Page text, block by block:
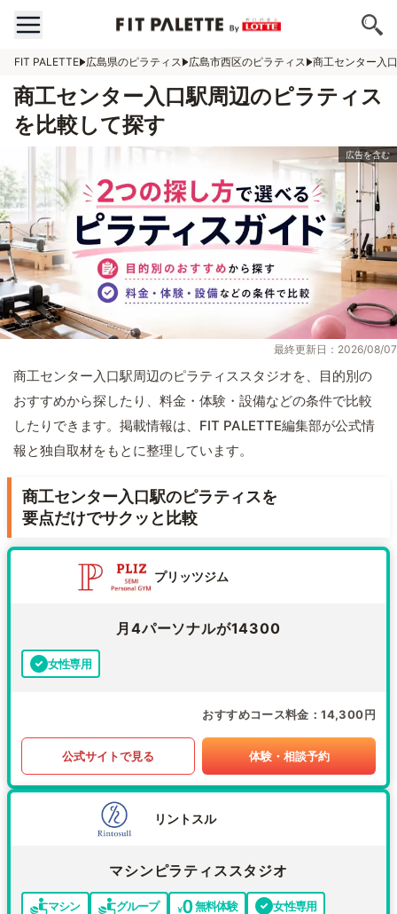
FIT PALETTE 広島県のピラティス 広島市西区のピラティス 商工センター入
商工センター入口駅周辺のピラティス
を比較して探す
最終更新日：2026/08/07
商工センター入口駅周辺のピラティススタジオを、目的別の
おすすめから探したり、料金・体験・設備などの条件で比較
したりできます。掲載情報は、FIT PALETTE編集部が公式情
報と独自取材をもとに整理しています。
商工センター入口駅のピラティスを
要点だけでサクッと比較
プリッツジム
月4パーソナルが14300
女性専用
おすすめコース料金 14,300円
公式サイトで見る 体験・相談予約
リントスル
マシンピラティススタジオ
マシン グループ 無料体験 女性専用